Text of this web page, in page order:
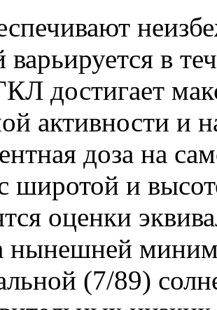
в
достигает
активности и
доза на
широтой и
оценки
нынешней
(7/89)